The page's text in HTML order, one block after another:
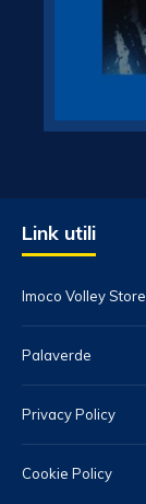
Link utili
Imoco Volley Store
Palaverde
Privacy Policy
Cookie Policy